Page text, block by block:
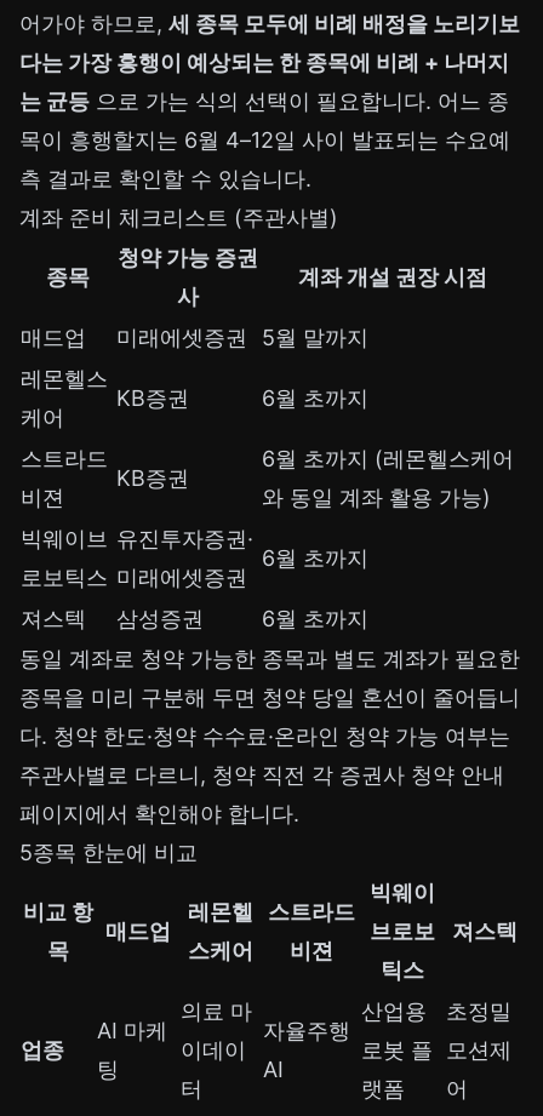
어가야 하므로, 세 종목 모두에 비례 배정을 노리기보
다는 가장 흥행이 예상되는 한 종목에 비례 + 나머지
는 균등 으로 가는 식의 선택이 필요합니다. 어느 종
목이 흥행할지는 6월 4–12일 사이 발표되는 수요예
측 결과로 확인할 수 있습니다.
계좌 준비 체크리스트 (주관사별)
종목
청약 가능 증권
사
계좌 개설 권장 시점
매드업 미래에셋증권
5월 말까지
레몬헬스
케어
KB증권 6월 초까지
스트라드
비젼
KB증권
6월 초까지 (레몬헬스케어
와 동일 계좌 활용 가능)
빅웨이브
로보틱스
유진투자증권·
미래에셋증권
6월 초까지
져스텍 삼성증권
6월 초까지
동일 계좌로 청약 가능한 종목과 별도 계좌가 필요한
종목을 미리 구분해 두면 청약 당일 혼선이 줄어듭니
다. 청약 한도·청약 수수료·온라인 청약 가능 여부는
주관사별로 다르니, 청약 직전 각 증권사 청약 안내
페이지에서 확인해야 합니다.
5종목 한눈에 비교
비교 항
목
매드업
레몬헬
스케어
스트라드
비젼
빅웨이
브로보
틱스
져스텍
업종
AI 마케
팅
의료 마
이데이
터
자율주행
AI
산업용
로봇 플
랫폼
초정밀
모션제
어